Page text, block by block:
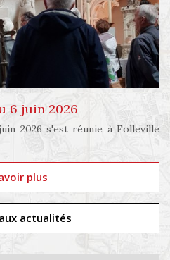
6 juin 2026
2026 s'est réunie à Folleville
plus
actualités